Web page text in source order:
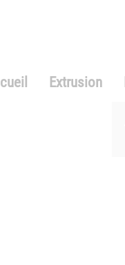
Extrusion